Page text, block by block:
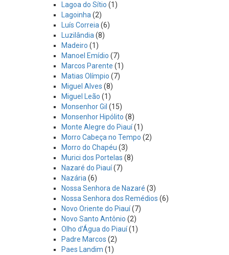
Lagoa do Sítio (1)
Lagoinha (2)
Luís Correia (6)
Luzilândia (8)
Madeiro (1)
Manoel Emídio (7)
Marcos Parente (1)
Matias Olímpio (7)
Miguel Alves (8)
Miguel Leão (1)
Monsenhor Gil (15)
Monsenhor Hipólito (8)
Monte Alegre do Piauí(1)
Morro Cabeça no Tempo (2)
Morro do Chapéu (3)
Murici dos Portelas (8)
Nazaré do Piauí(7)
Nazária (6)
Nossa Senhora de Nazaré (3)
Nossa Senhora dos Remédios (6)
Novo Oriente do Piauí(7)
Novo Santo Antônio (2)
Olho d'Água do Piauí(1)
Padre Marcos (2)
Paes Landim (1)